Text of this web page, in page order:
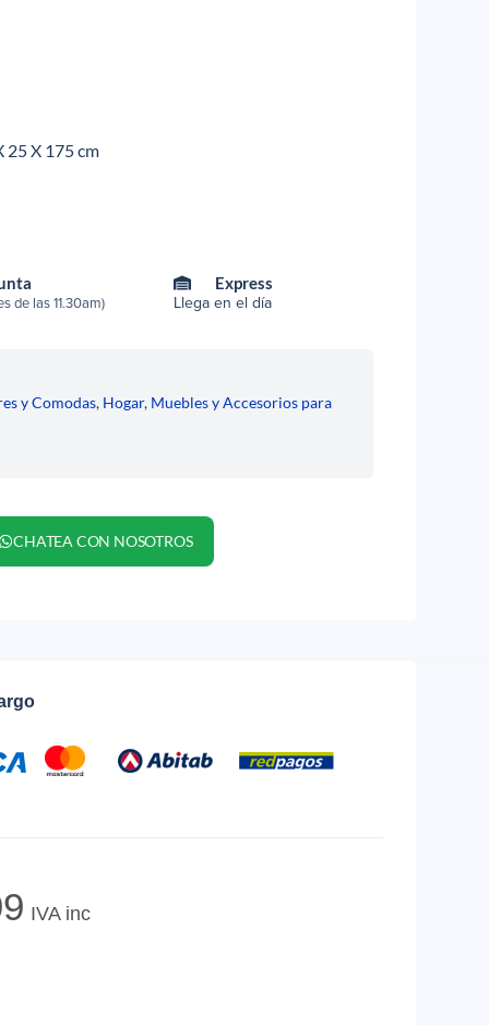
25 X 175 cm
de las 11.30am)
Express
Llega en el día
y Comodas, Hogar, Muebles y Accesorios para
CHATEA CON NOSOTROS
IVA inc